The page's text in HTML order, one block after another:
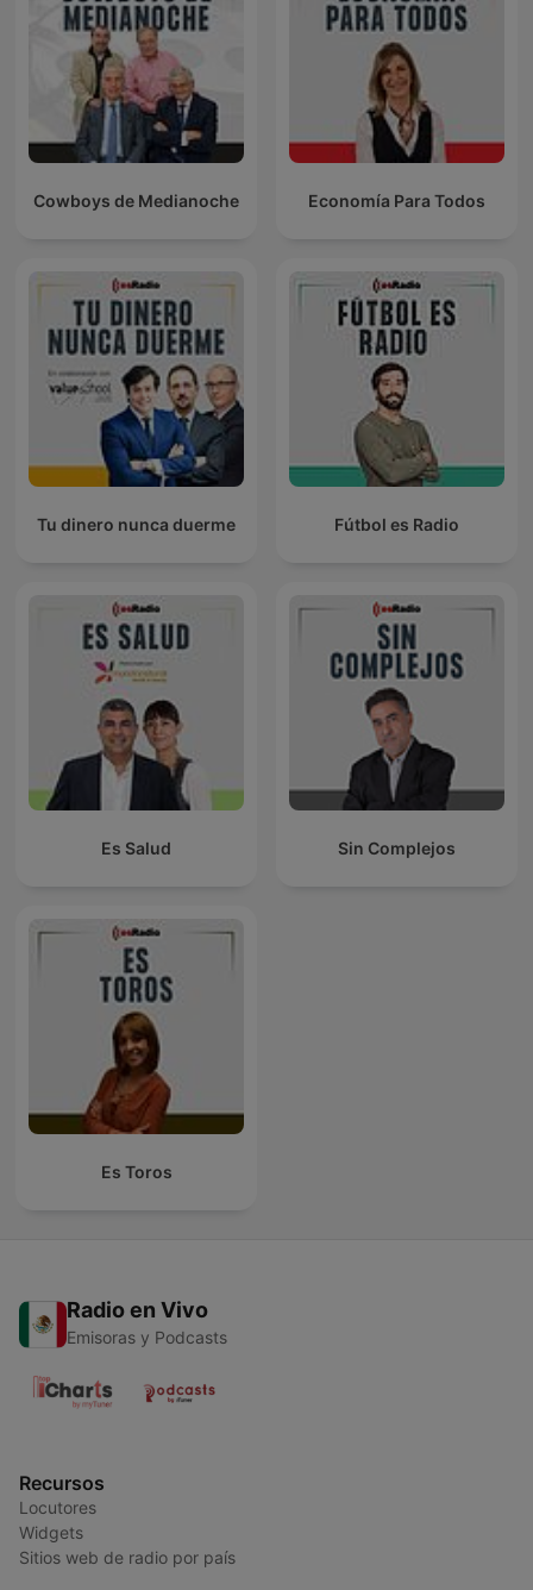
Cowboys de Medianoche Economía Para Todos
Tu dinero nunca duerme Fútbol es Radio
Es Salud Sin Complejos
Es Toros
Radio en Vivo
Emisoras y Podcasts
Recursos
Locutores
Widgets
Sitios web de radio por país